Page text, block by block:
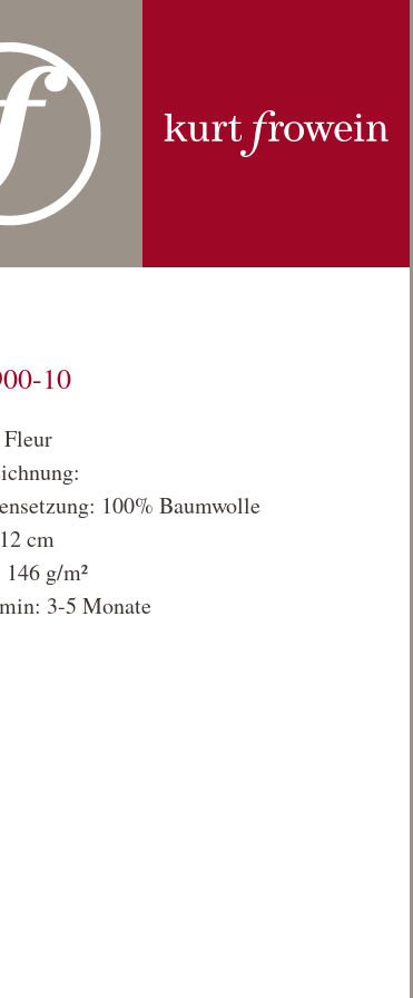
10
100% Baumwolle
cm
g/m²
3-5 Monate